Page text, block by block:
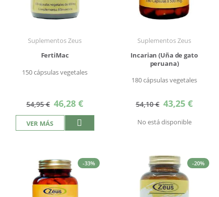
Suplementos Zeus
FertiMac
150 cápsulas vegetales
54,95 € Precio
especial
46,28 €
VER MÁS
Suplementos Zeus
Incarian (Uña de gato
peruana)
180 cápsulas vegetales
54,10 € Precio
especial
43,25 €
No está disponible
-33% -20%